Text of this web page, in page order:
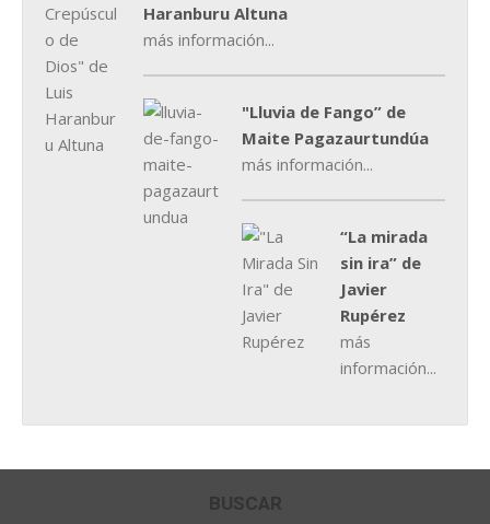
Haranburu Altuna
más información...
"Lluvia de Fango” de
Maite Pagazaurtundúa
más información...
“La mirada
sin ira” de
Javier
Rupérez
más
información...
BUSCAR